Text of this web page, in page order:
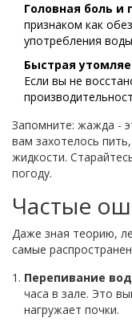
Головная боль и
признаком как
употребления
Быстрая
Если вы не
Запомните: жажда -
вам захотелось
жидкости.
погоду.
Частые
Даже зная теорию,
самые
Перепивание
часа в зале. Это
нагружает почки.